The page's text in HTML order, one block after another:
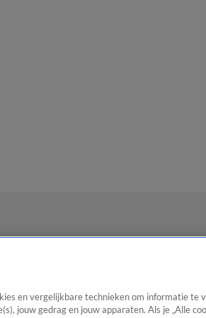
en vergelijkbare technieken om informatie te
jouw gedrag en jouw apparaten. Als je „Alle